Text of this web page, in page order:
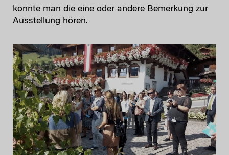
konnte man die eine oder andere Bemerkung zur
Ausstellung hören.